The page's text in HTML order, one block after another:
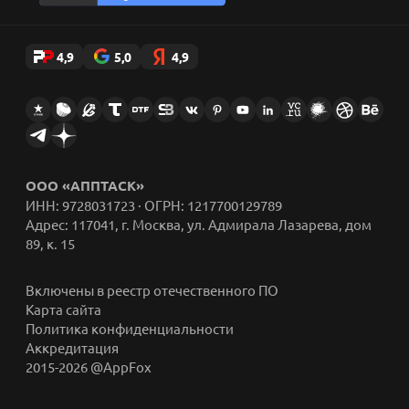
4,9 5,0 4,9
ООО «АППТАСК»
ИНН: 9728031723 · ОГРН: 1217700129789
Адрес: 117041, г. Москва, ул. Адмирала Лазарева, дом
89, к. 15
2015-2026 @AppFox
Аккредитация
Политика конфиденциальности
Карта сайта
Включены в реестр отечественного ПО